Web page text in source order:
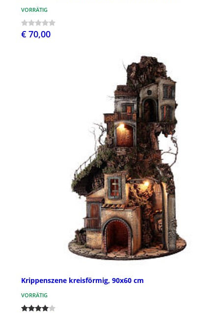
VORRÄTIG
€ 70,00
Krippenszene kreisförmig, 90x60 cm
VORRÄTIG